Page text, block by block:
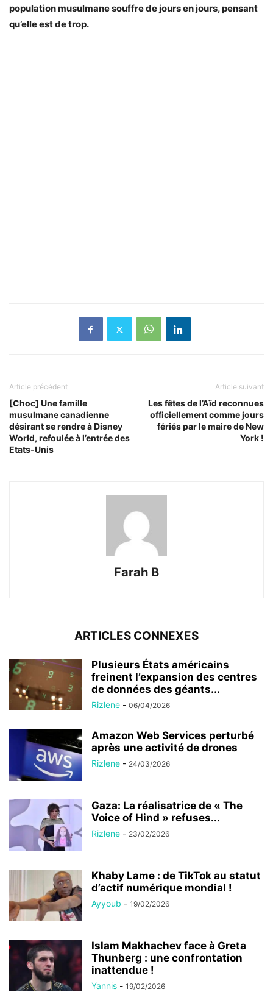
population musulmane souffre de jours en jours, pensant
qu’elle est de trop.
Article précédent
[Choc] Une famille
musulmane canadienne
désirant se rendre à Disney
World, refoulée à l’entrée des
Etats-Unis
Article suivant
Les fêtes de l’Aïd reconnues
officiellement comme jours
fériés par le maire de New
York !
Farah B
ARTICLES CONNEXES
Plusieurs États américains
freinent l’expansion des centres
de données des géants...
Rizlene - 06/04/2026
Amazon Web Services perturbé
après une activité de drones
Rizlene - 24/03/2026
Gaza: La réalisatrice de « The
Voice of Hind » refuses...
Rizlene - 23/02/2026
Khaby Lame : de TikTok au statut
d’actif numérique mondial !
Ayyoub - 19/02/2026
Islam Makhachev face à Greta
Thunberg : une confrontation
inattendue !
Yannis - 19/02/2026